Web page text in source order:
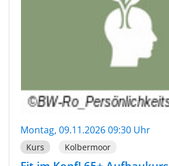
Montag, 09.11.2026 09:30 Uhr
Kurs Kolbermoor